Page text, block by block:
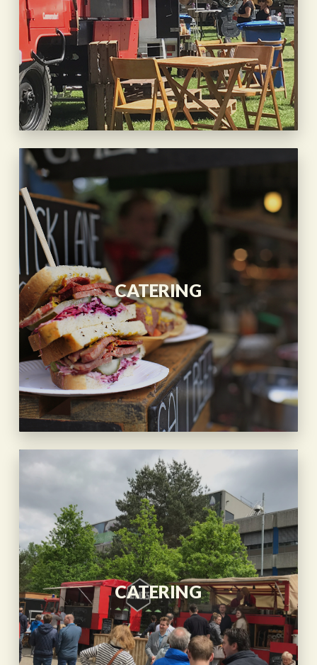
CATERING
CATERING